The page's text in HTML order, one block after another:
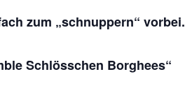
zum „schnuppern“ vorbei.
Schlösschen Borghees“